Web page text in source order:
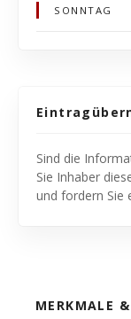
SONNTAG
Sind die
Sie Inhaber
und fordern Sie
MERKMALE